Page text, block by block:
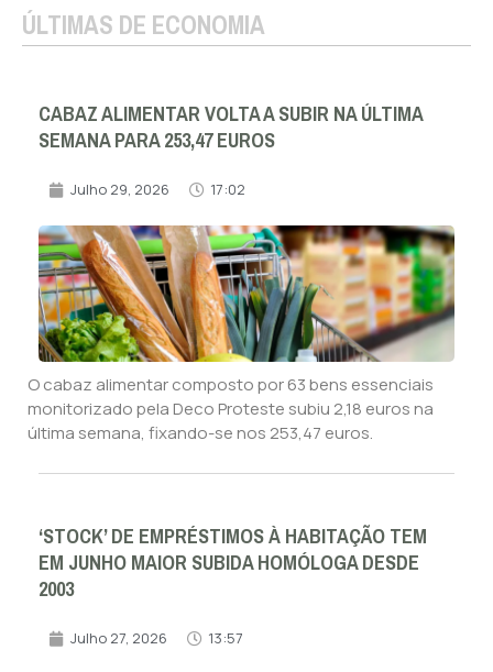
ÚLTIMAS DE ECONOMIA
CABAZ ALIMENTAR VOLTA A SUBIR NA ÚLTIMA
SEMANA PARA 253,47 EUROS
Julho 29, 2026 17:02
O cabaz alimentar composto por 63 bens essenciais
monitorizado pela Deco Proteste subiu 2,18 euros na
última semana, fixando-se nos 253,47 euros.
‘STOCK’ DE EMPRÉSTIMOS À HABITAÇÃO TEM
EM JUNHO MAIOR SUBIDA HOMÓLOGA DESDE
2003
Julho 27, 2026 13:57